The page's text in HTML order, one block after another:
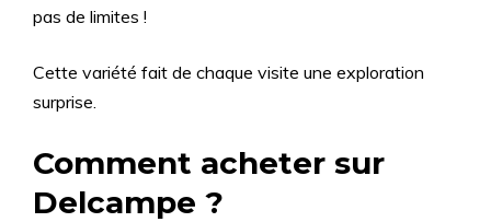
pas de limites !
Cette variété fait de chaque visite une exploration
surprise.
Comment acheter sur
Delcampe ?